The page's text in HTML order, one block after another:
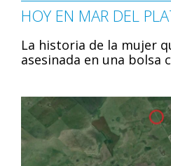
HOY EN MAR DEL
La historia de la mujer
asesinada en una bolsa